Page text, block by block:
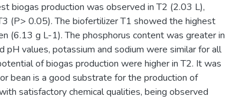
biogas production was observed in T2 (2.03 L),
(P> 0.05). The biofertilizer T1 showed the highest
(6.13 g L-1). The phosphorus content was greater in
pH values, potassium and sodium were similar for all
of biogas production were higher in T2. It was
bean is a good substrate for the production of
satisfactory chemical qualities, being observed